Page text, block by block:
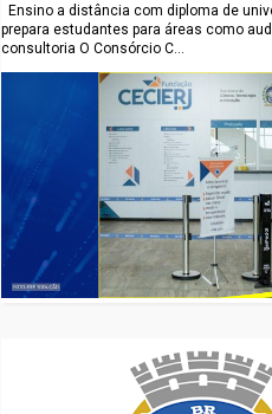
Ensino a distância com diploma de
prepara estudantes para áreas como
consultoria O Consórcio C...